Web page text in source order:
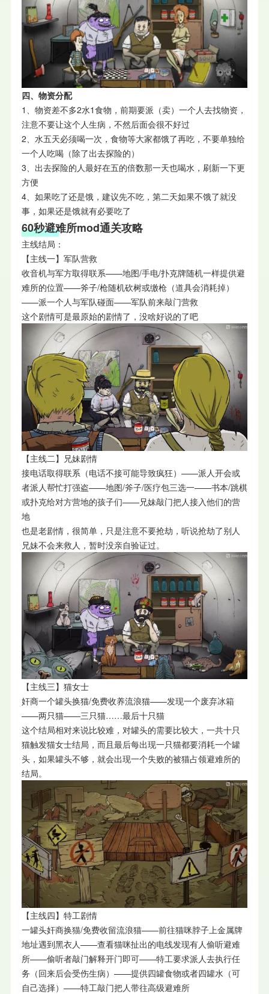
四、物资分配
1、物资差不多2水1食物，前期要派（卖）一个人去找物资，
注意不要让这个人生病，不然后面会很不好过
2、水五天必须喝一次，食物等大家都饿了再吃，不要单独给
一个人吃喝（除了出去探险的）
3、出去探险的人最好在五的倍数那一天也喝水，刷新一下更
方便
4、如果吃了还是饿，建议先不吃，第二天如果不饿了就没
事，如果还是饿就有必要吃了
60秒避难所mod通关攻略
主线结局：
【主线一】军队营救
收音机与军方取得联系——地图/手电/扑克牌随机一样提供避
难所的位置——斧子/枪随机砍树或缴枪（道具会消耗掉）
——派一个人与军队碰面——军队前来敲门营救
这个剧情可是最原始的剧情了，没啥好说的了吧
【主线二】兄妹剧情
接电话取得联系（电话不接可能导致疯狂）——派人开会或
者派人帮忙打强盗——地图/斧子/医疗包三选一——书本/跳棋
或扑克给对方营地的孩子们——兄妹敲门把人接入他们的营
地
也是老剧情，很简单，只是注意不要抢劫，听说抢劫了别人
兄妹不会来救人，暂时没亲自验证过。
【主线三】猫女士
奸商一个罐头换猫/免费收养流浪猫——发现一个废弃冰箱
——两只猫——三只猫……最后十只猫
这个结局相对来说比较难，对罐头的需要比较大，一共十只
猫触发猫女士结局，而且最后每出现一只猫都要消耗一个罐
头，如果罐头不够，就会出现一个失败的被猫占领避难所的
结局。
【主线四】特工剧情
一罐头奸商换猫/免费收留流浪猫——前往猫咪脖子上金属牌
地址遇到黑衣人——查看猫咪扯出的电线发现有人偷听避难
所——偷听者敲门解释开门即可——特工要求派人去执行任
务（回来后会受伤生病）——提供四罐食物或者四罐水（可
自己选择）——特工敲门把人带往高级避难所